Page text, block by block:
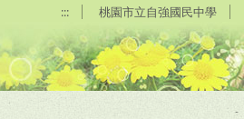
::: 桃園市立自強國民中學